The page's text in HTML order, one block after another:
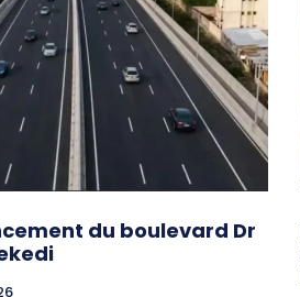
du boulevard Dr